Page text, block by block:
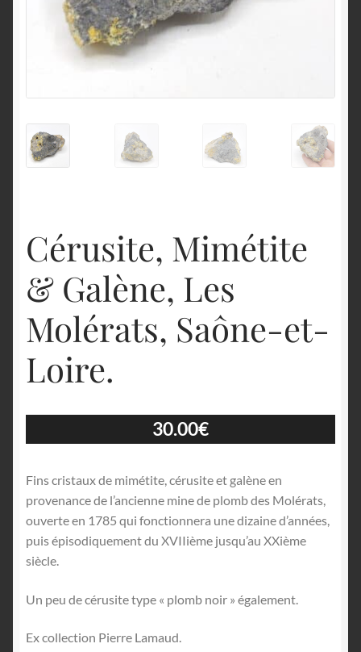
Cérusite, Mimétite
& Galène, Les
Molérats, Saône-et-
Loire.
30.00€
Fins cristaux de mimétite, cérusite et galène en
provenance de l’ancienne mine de plomb des Molérats,
ouverte en 1785 qui fonctionnera une dizaine d’années,
puis épisodiquement du XVIIième jusqu’au XXième
siècle.
Un peu de cérusite type « plomb noir » également.
Ex collection Pierre Lamaud.